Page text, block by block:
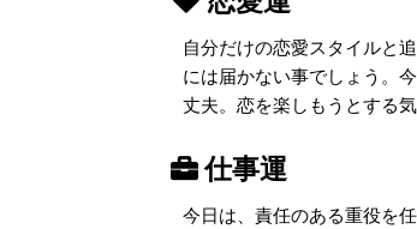
自分だけの恋愛スタイルと
には届かない事でしょう。
丈夫。恋を楽しもうとする
仕事運
今日は、責任のある重役を